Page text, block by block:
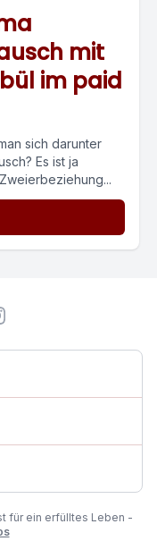
mit
im paid
sich darunter
Es ist ja
für ein erfülltes Leben -